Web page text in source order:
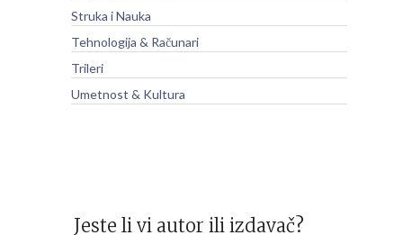
Struka i Nauka
Tehnologija & Računari
Trileri
Umetnost & Kultura
Jeste li vi autor ili izdavač?